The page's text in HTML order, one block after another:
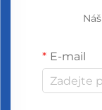
E-mail